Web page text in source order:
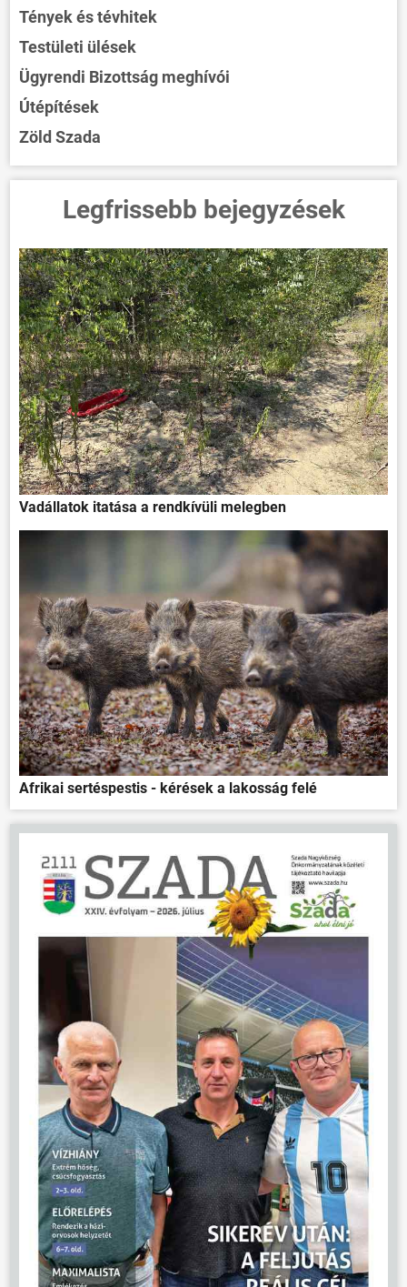
Tények és tévhitek
Testületi ülések
Ügyrendi Bizottság meghívói
Útépítések
Zöld Szada
Legfrissebb bejegyzések
Vadállatok itatása a rendkívüli melegben
Afrikai sertéspestis - kérések a lakosság felé